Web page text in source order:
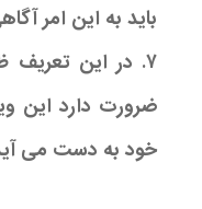
باید به این امر
۷. در این
ضرورت دارد این
خود به دست می